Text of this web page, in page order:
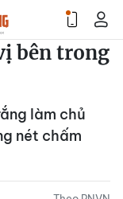
bên trong
làm chủ
nét chấm